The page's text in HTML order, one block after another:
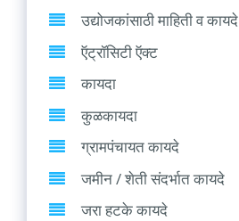
उद्योजकांसाठी माहिती व कायदे
ऍट्रॉसिटी ऍक्ट
कायदा
कुळकायदा
ग्रामपंचायत कायदे
जमीन / शेती संदर्भात कायदे
जरा हटके कायदे